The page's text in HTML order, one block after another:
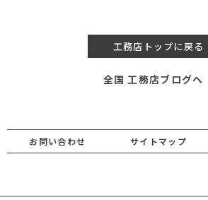
工務店トップに戻る
全国 工務店ブログへ
お問い合わせ サイトマップ